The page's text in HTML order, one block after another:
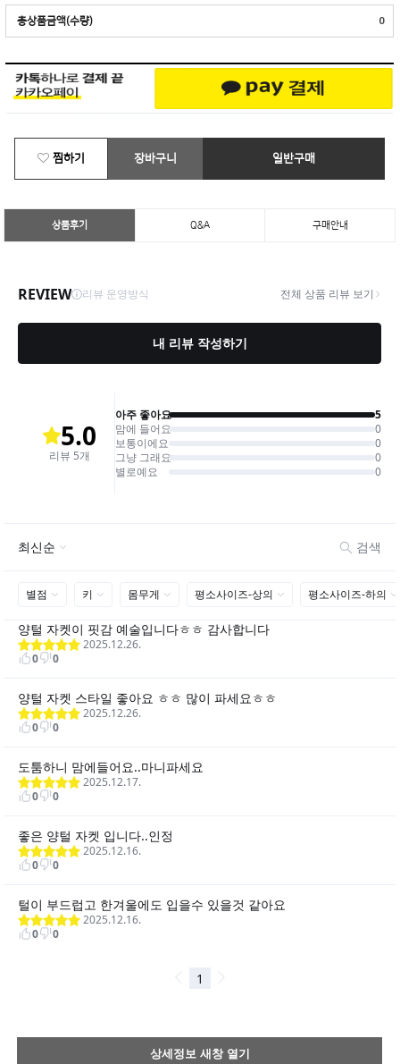
총상품금액(수량) 0
찜하기 장바구니 일반구매
상품후기 Q&A 구매안내
상세정보 새창 열기